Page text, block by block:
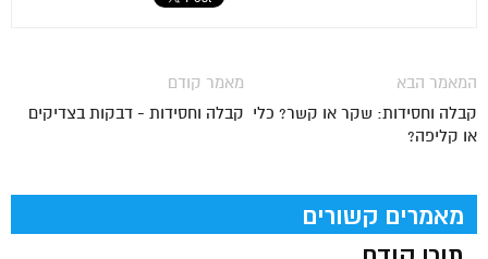
מאמר קודם
קבלה וחסידות - דבקות בצדיקים
המאמר הבא
קבלה וחסידות: שקר או קשר? כלי
או קליפה?
מאמרים קשורים